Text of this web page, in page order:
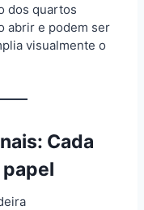
dos quartos
abrir e podem ser
visualmente o
Cada